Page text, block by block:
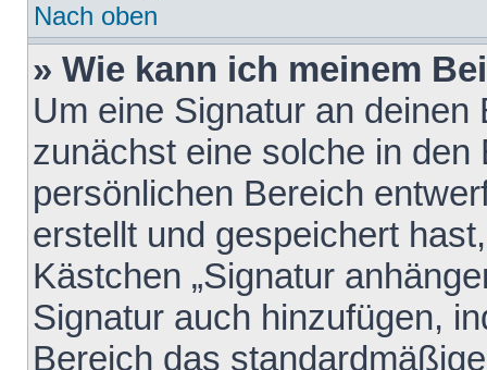
Nach oben
» Wie kann ich meinem
Um eine Signatur an
zunächst eine solche in den
persönlichen Bereich
erstellt und gespeichert
Kästchen „Signatur
Signatur auch hinzufügen,
Bereich das